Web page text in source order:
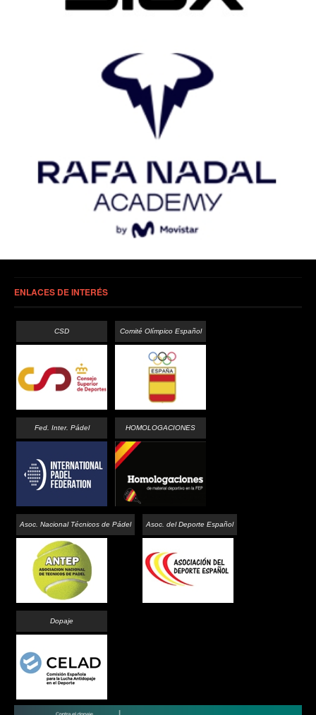
ENLACES DE INTERÉS
CSD Comité Olímpico Español
Fed. Inter. Pádel HOMOLOGACIONES
Asoc. Nacional Técnicos de Pádel Asoc. del Deporte Español
Dopaje